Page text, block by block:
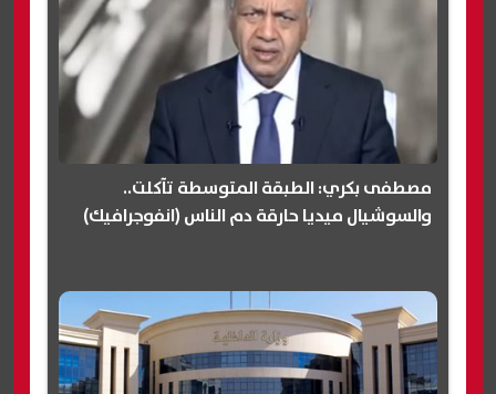
مصطفى بكري: الطبقة المتوسطة تآكلت..
والسوشيال ميديا حارقة دم الناس (انفوجرافيك)